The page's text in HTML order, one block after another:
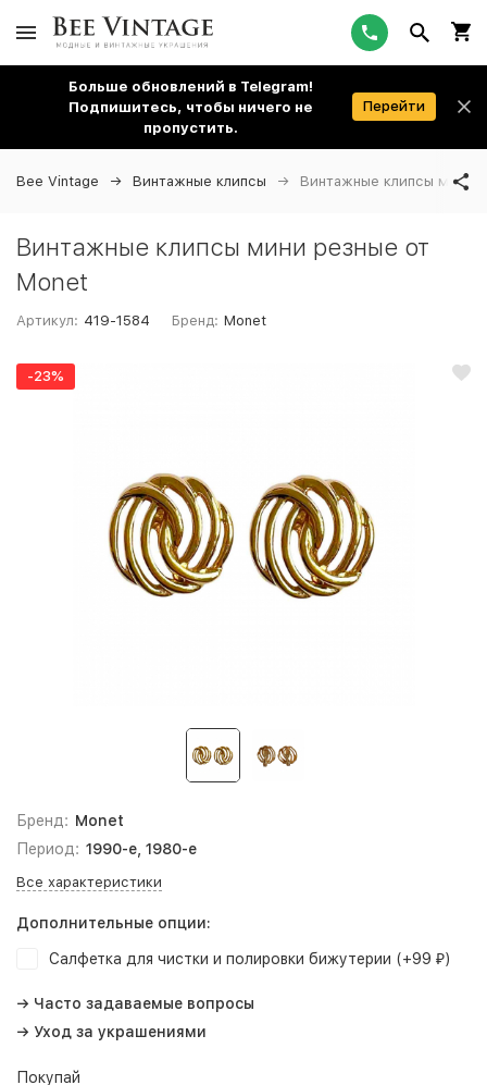
Больше обновлений в Telegram!
Подпишитесь, чтобы ничего не
пропустить.
Перейти
Bee Vintage Винтажные клипсы Винтажные клипсы мини
Винтажные клипсы мини резные от
Monet
Артикул: 419-1584 Бренд: Monet
-23%
Бренд: Monet
Период: 1990-е, 1980-е
Все характеристики
Дополнительные опции:
Салфетка для чистки и полировки бижутерии (+99 ₽)
→ Часто задаваемые вопросы
→ Уход за украшениями
Покупай